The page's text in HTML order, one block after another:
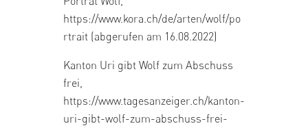
https://www.kora.ch/de/arten/wolf/po
rtrait (abgerufen am 16.08.2022)
Kanton Uri gibt Wolf zum Abschuss
frei,
https://www.tagesanzeiger.ch/kanton-
uri-gibt-wolf-zum-abschuss-frei-